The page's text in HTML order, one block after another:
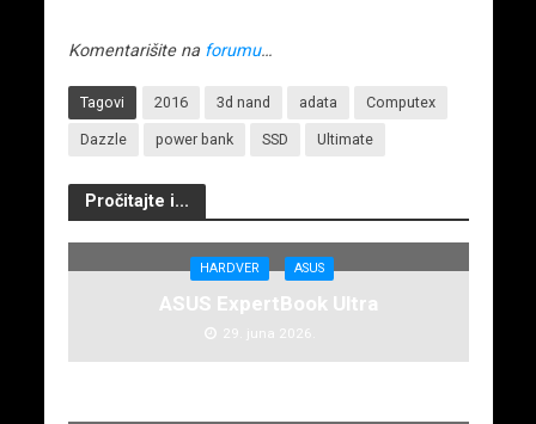
Komentarišite na forumu…
Tagovi 2016 3d nand adata Computex
Dazzle power bank SSD Ultimate
Pročitajte i...
HARDVER ASUS
ASUS ExpertBook Ultra
29. juna 2026.